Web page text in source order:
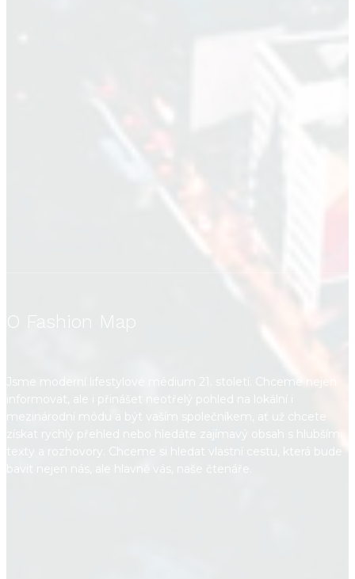
O Fashion Map
Jsme moderní lifestylové médium 21. století. Chceme nejen
informovat, ale i přinášet neotřelý pohled na lokální i
mezinárodní módu a být vaším společníkem, ať už chcete
získat rychlý přehled nebo hledáte zajímavý obsah s hlubšími
texty a rozhovory. Chceme si hledat vlastní cestu, která bude
bavit nejen nás, ale hlavně vás, naše čtenáře.